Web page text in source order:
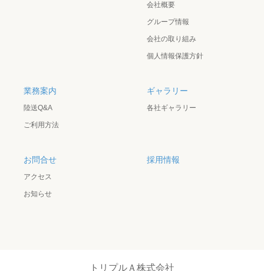
会社概要
グループ情報
会社の取り組み
個人情報保護方針
業務案内
陸送Q&A
ご利用方法
ギャラリー
各社ギャラリー
お問合せ
アクセス
お知らせ
採用情報
トリプルＡ株式会社